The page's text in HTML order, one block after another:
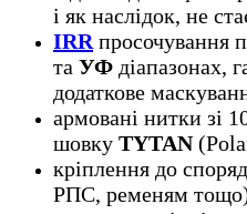
і як наслідок, не
IRR просочування
та УФ діапазонах,
додаткове
армовані нитки зі
шовку TYTAN
кріплення до
РПС, ременям тощо)